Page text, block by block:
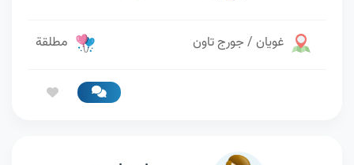
غويان / جورج تاون مطلقة